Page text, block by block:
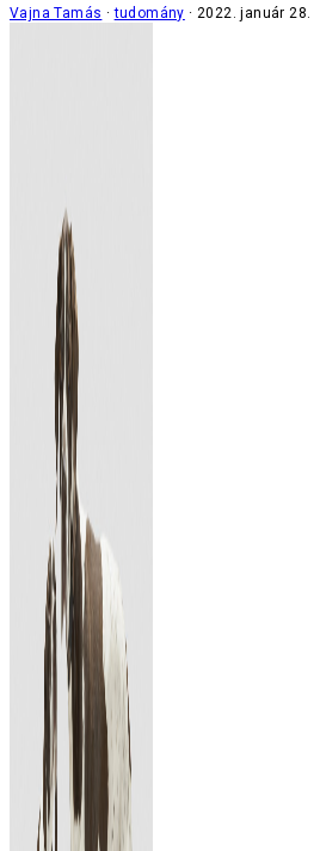
Vajna Tamás tudomány 2022. január 28.